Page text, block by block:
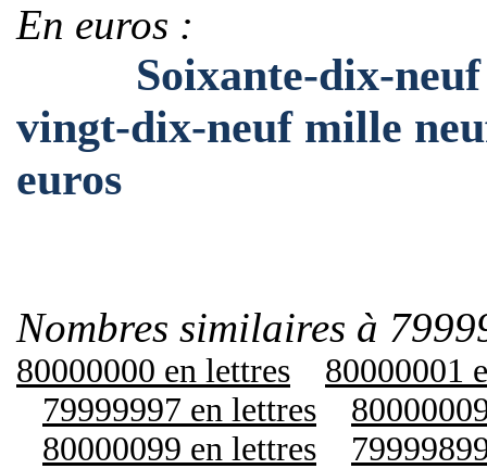
En euros :
Soixante-dix-neuf
vingt-dix-neuf mille
euros
Nombres similaires à
80000000 en lettres
80000001
79999997 en lettres
80000099 en lettres